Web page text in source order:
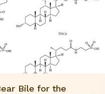
Bile for the